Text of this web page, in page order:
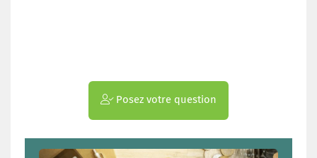
Posez votre question